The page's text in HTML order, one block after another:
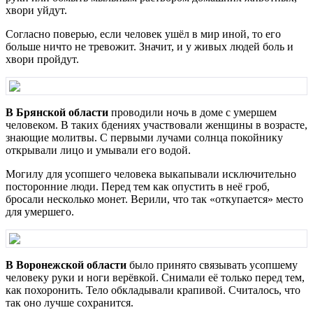
хвори уйдут.
Согласно поверью, если человек ушёл в мир иной, то его
больше ничто не тревожит. Значит, и у живых людей боль и
хвори пройдут.
В Брянской области проводили ночь в доме с умершем
человеком. В таких бдениях участвовали женщины в возрасте,
знающие молитвы. С первыми лучами солнца покойнику
открывали лицо и умывали его водой.
Могилу для усопшего человека выкапывали исключительно
посторонние люди. Перед тем как опустить в неё гроб,
бросали несколько монет. Верили, что так «откупается» место
для умершего.
В Воронежской области было принято связывать усопшему
человеку руки и ноги верёвкой. Снимали её только перед тем,
как похоронить. Тело обкладывали крапивой. Считалось, что
так оно лучше сохранится.